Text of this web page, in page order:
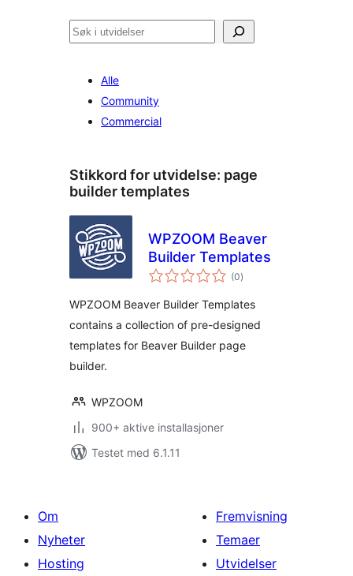
Søk
Alle
Community
Commercial
Stikkord for utvidelse: page
builder templates
WPZOOM Beaver
Builder Templates
(0totale
vurderinger
)
WPZOOM Beaver Builder Templates
contains a collection of pre-designed
templates for Beaver Builder page
builder.
WPZOOM
900+ aktive installasjoner
Testet med 6.1.11
Om
Nyheter
Hosting
Fremvisning
Temaer
Utvidelser